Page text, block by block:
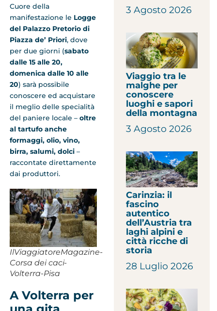
Cuore della
manifestazione le Logge
del Palazzo Pretorio di
Piazza de’ Priori, dove
per due giorni (sabato
dalle 15 alle 20,
domenica dalle 10 alle
20) sarà possibile
conoscere ed acquistare
il meglio delle specialità
del paniere locale – oltre
al tartufo anche
formaggi, olio, vino,
birra, salumi, dolci –
raccontate direttamente
dai produttori.
IlViaggiatoreMagazine-
Corsa dei caci-
Volterra-Pisa
A Volterra per
3 Agosto 2026
Viaggio tra le
malghe per
conoscere
luoghi e sapori
della montagna
3 Agosto 2026
Carinzia: il
fascino
autentico
dell’Austria tra
laghi alpini e
città ricche di
storia
28 Luglio 2026